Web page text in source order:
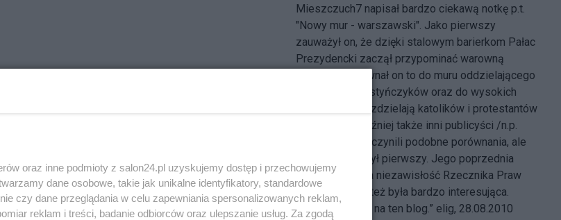
Mieszczuch7 napisał bardzo ciekawą notkę p.t.
"Nowy mur - warszawski". Jako pierwszy
zauważył on, że dzięki stalowym barierkom Pałac
Prezydencki zaczął przypominać warowną
twierdzę. Porównał on to do muru oddzielającego
Żydów od Palestyńczyków oraz do wysokich
płotów, które rozdzielają katolików i protestantów
w Belfaście. Później także inni publicyści /n.p.
Johny Pollack/ czynili podobne porównania, ale
Mieszczuch7 był pierwszy. Jego poprzednia
notka o ataku na niezawisłość Rzecznika Praw
Obywatelskich też była bardzo interesująca.
Warto zaglądać na ten blog.” elig, 28.08.2010
oraz inne podmioty z salon24.pl uzyskujemy dostęp i przechowujemy
dane osobowe, takie jak unikalne identyfikatory, standardowe
czy dane przeglądania w celu zapewniania spersonalizowanych reklam,
reklam i treści, badanie odbiorców oraz ulepszanie usług. Za zgodą